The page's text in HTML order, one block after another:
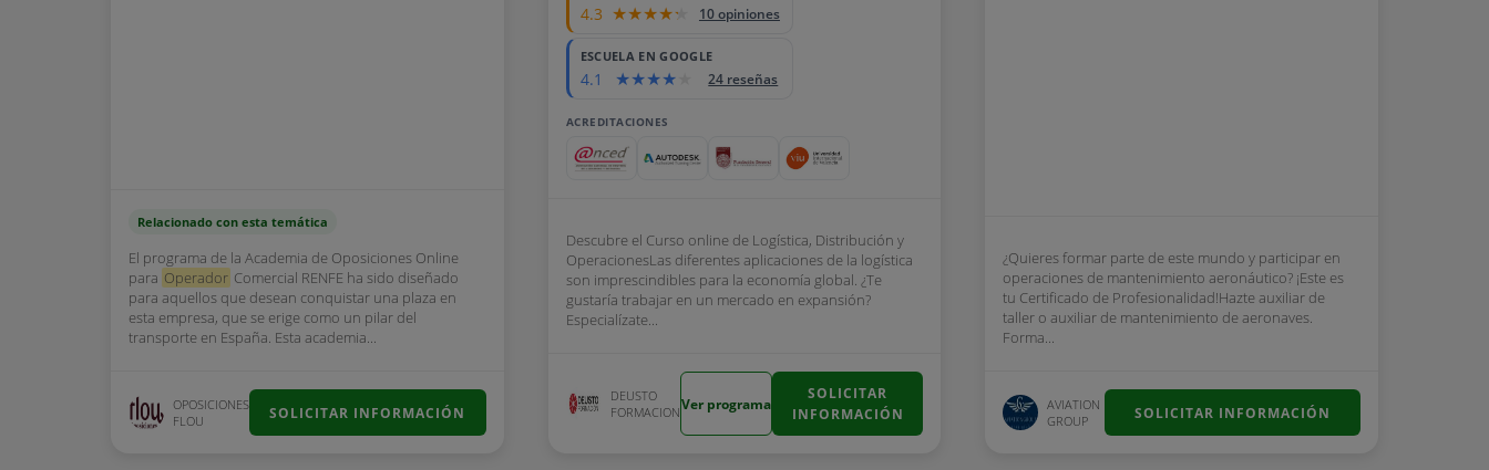
Relacionado con esta temática
El programa de la Academia de Oposiciones Online
para Operador Comercial RENFE ha sido diseñado
para aquellos que desean conquistar una plaza en
esta empresa, que se erige como un pilar del
transporte en España. Esta academia...
OPOSICIONES
FLOU
SOLICITAR INFORMACIÓN
4.3 10 opiniones
ESCUELA EN GOOGLE
4.1 24 reseñas
ACREDITACIONES
Descubre el Curso online de Logística, Distribución y
OperacionesLas diferentes aplicaciones de la logística
son imprescindibles para la economía global. ¿Te
gustaría trabajar en un mercado en expansión?
Especialízate...
DEUSTO
FORMACIONVer programa
SOLICITAR
INFORMACIÓN
¿Quieres formar parte de este mundo y participar en
operaciones de mantenimiento aeronáutico? ¡Este es
tu Certificado de Profesionalidad!Hazte auxiliar de
taller o auxiliar de mantenimiento de aeronaves.
Forma...
AVIATION
GROUP
SOLICITAR INFORMACIÓN